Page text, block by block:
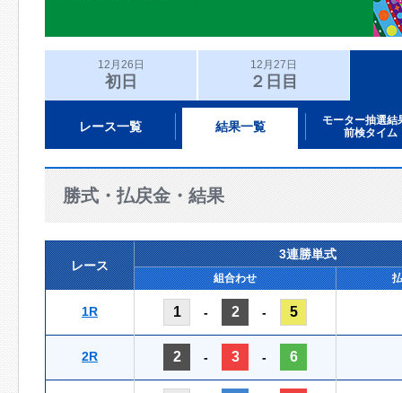
12月26日
初日
12月27日
２日目
レース一覧 結果一覧
モーター抽選結
前検タイム
勝式・払戻金・結果
レース
3連勝単式
組合わせ
1R 1 - 2 - 5
2R 2 - 3 - 6